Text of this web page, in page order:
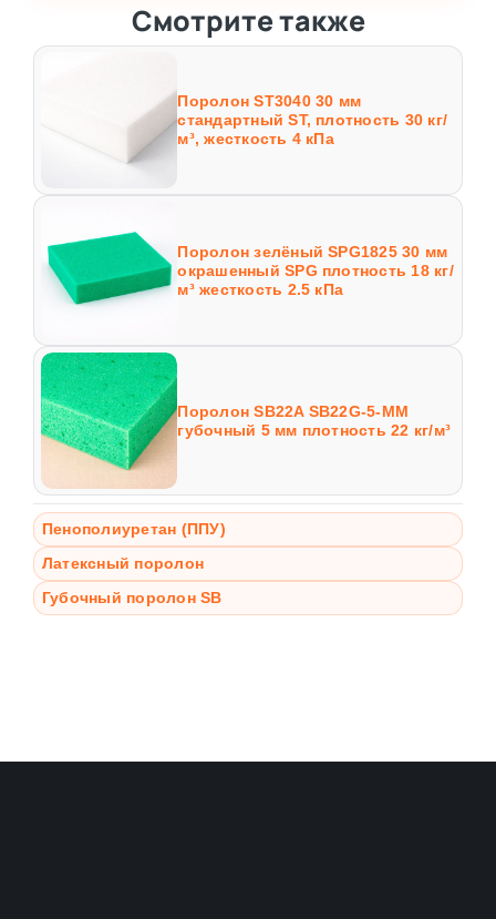
Смотрите также
Поролон ST3040 30 мм
стандартный ST, плотность 30 кг/
м³, жесткость 4 кПа
Поролон зелёный SPG1825 30 мм
окрашенный SPG плотность 18 кг/
м³ жесткость 2.5 кПа
Поролон SB22A SB22G-5-MM
губочный 5 мм плотность 22 кг/м³
Пенополиуретан (ППУ)
Латексный поролон
Губочный поролон SB